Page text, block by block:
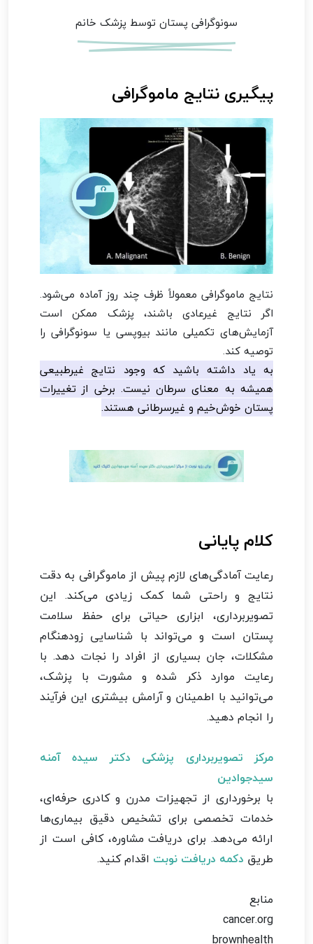
سونوگرافی پستان توسط پزشک خانم
پیگیری نتایج ماموگرافی
نتایج ماموگرافی معمولاً ظرف چند روز آماده می‌شود.
اگر نتایج غیرعادی باشند، پزشک ممکن است
آزمایش‌های تکمیلی مانند بیوپسی یا سونوگرافی را
توصیه کند.
به یاد داشته باشید که وجود نتایج غیرطبیعی
همیشه به معنای سرطان نیست. برخی از تغییرات
پستان خوش‌خیم و غیرسرطانی هستند.
کلام پایانی
رعایت آمادگی‌های لازم پیش از ماموگرافی به دقت
نتایج و راحتی شما کمک زیادی می‌کند. این
تصویربرداری، ابزاری حیاتی برای حفظ سلامت
پستان است و می‌تواند با شناسایی زودهنگام
مشکلات، جان بسیاری از افراد را نجات دهد. با
رعایت موارد ذکر شده و مشورت با پزشک،
می‌توانید با اطمینان و آرامش بیشتری این فرآیند
را انجام دهید.
مرکز تصویربرداری پزشکی دکتر سیده آمنه
سیدجوادین
با برخورداری از تجهیزات مدرن و کادری حرفه‌ای،
خدمات تخصصی برای تشخیص دقیق بیماری‌ها
ارائه می‌دهد. برای دریافت مشاوره، کافی است از
طریق دکمه دریافت نوبت اقدام کنید.
منابع
cancer.org
brownhealth